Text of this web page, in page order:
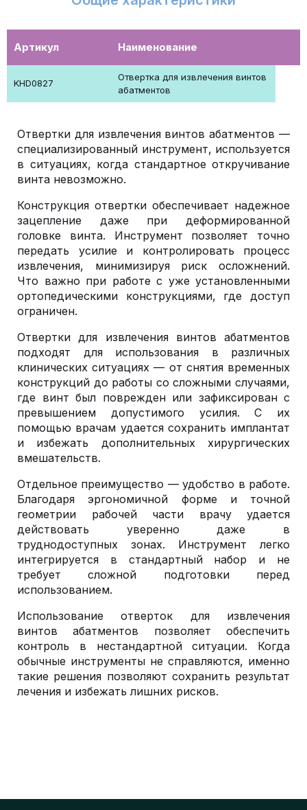
Артикул Наименование
KHD0827
Отвертка для извлечения винтов
абатментов
Отвертки для извлечения винтов абатментов —
специализированный инструмент, используется
в ситуациях, когда стандартное откручивание
винта невозможно.
Конструкция отвертки обеспечивает надежное
зацепление даже при деформированной
головке винта. Инструмент позволяет точно
передать усилие и контролировать процесс
извлечения, минимизируя риск осложнений.
Что важно при работе с уже установленными
ортопедическими конструкциями, где доступ
ограничен.
Отвертки для извлечения винтов абатментов
подходят для использования в различных
клинических ситуациях — от снятия временных
конструкций до работы со сложными случаями,
где винт был поврежден или зафиксирован с
превышением допустимого усилия. С их
помощью врачам удается сохранить имплантат
и избежать дополнительных хирургических
вмешательств.
Отдельное преимущество — удобство в работе.
Благодаря эргономичной форме и точной
геометрии рабочей части врачу удается
действовать уверенно даже в
труднодоступных зонах. Инструмент легко
интегрируется в стандартный набор и не
требует сложной подготовки перед
использованием.
Использование отверток для извлечения
винтов абатментов позволяет обеспечить
контроль в нестандартной ситуации. Когда
обычные инструменты не справляются, именно
такие решения позволяют сохранить результат
лечения и избежать лишних рисков.